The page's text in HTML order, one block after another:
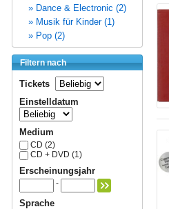
» Dance & Electronic (2)
» Musik für Kinder (1)
» Pop (2)
Filtern nach
Tickets
Einstelldatum
Medium
CD (2)
CD + DVD (1)
Erscheinungsjahr
-
Sprache